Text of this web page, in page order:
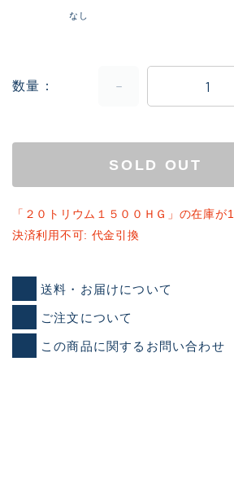
なし
数量
SOLD OUT
「２０トリウム１５００ＨＧ」の在庫が
決済利用不可: 代金引換
送料・お届けについて
ご注文について
この商品に関するお問い合わせ